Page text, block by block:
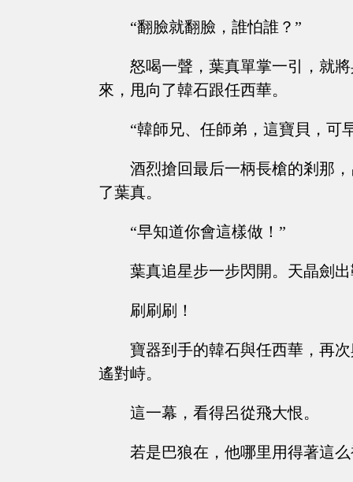
“翻臉就翻臉，誰怕誰？”
怒喝一聲，葉真單掌一引，就
來，甩向了韓石跟任西華。
“韓師兄、任師弟，這寶貝，可
酒烈搶回最后一柄長槍的剎那
了葉真。
“早知道你會這樣做！”
葉真追星步一步閃開。天晶劍
刷刷刷！
寶器到手的韓石與任西華，再
遙對峙。
這一幕，看得呂從飛大恨。
若是巴狼在，他哪里用得著這